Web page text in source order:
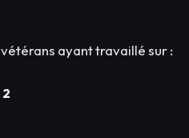
ayant travaillé sur :